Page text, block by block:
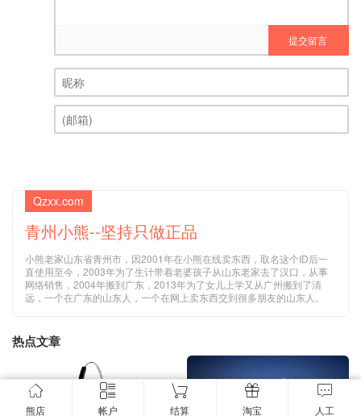
提交留言
昵称 (必填)
Qzxx.com
青州小熊--坚持只做正品
小熊老家山东省青州市，因2001年在小熊在线卖东西，取名这个ID后一
直使用至今，2003年为了生计带着老婆孩子从山东老家去了汉口，从事
网络销售，2004年搬到广东，2013年为了女儿上学又从广州搬到了清
远，一个在广东的山东人，一个在网上卖东西交到很多朋友的山东人。
热点文章
熊店 帐户 结算 淘宝 人工